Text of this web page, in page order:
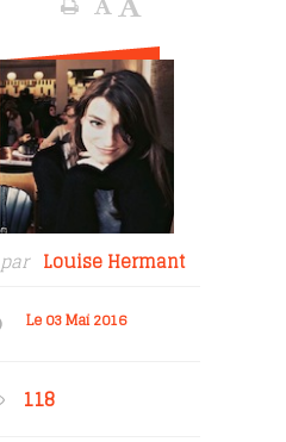
par Louise Hermant
Le 03 Mai 2016
118